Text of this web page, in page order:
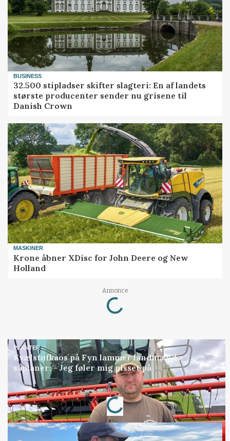
BUSINESS
32.500 stipladser skifter slagteri: En af landets
største producenter sender nu grisene til
Danish Crown
MASKINER
Krone åbner XDisc for John Deere og New
Holland
Annonce
Loading...
PLANTER
Kvælstofkaos på Fyn lammer landmænds
såplaner: - Jeg føler mig pisset på
Annonce
Loading...